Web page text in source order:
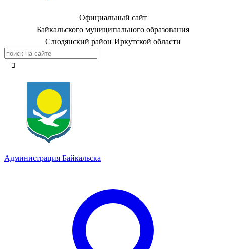
Официальный сайт
Байкальского муниципального образования
Слюдянский район Иркутской области
Администрация Байкальска